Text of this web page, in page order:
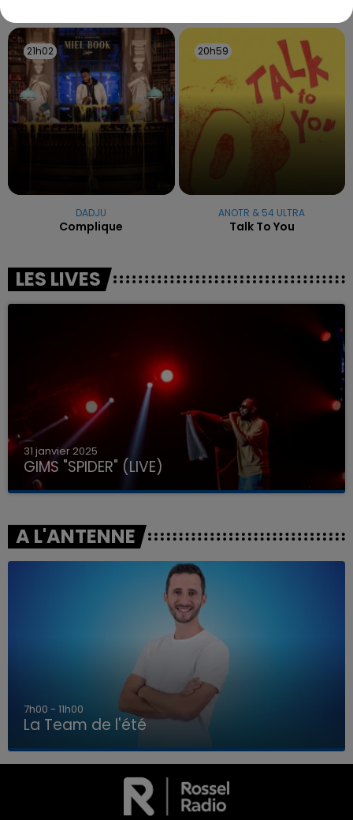
LA TEAM DE L'ÉTÉ
21h02
21h02
DADJU
Complique
20h59
20h59
ANOTR & 54 ULTRA
Talk To You
LES LIVES
31 janvier 2025
GIMS "SPIDER" (LIVE)
A L'ANTENNE
7h00 - 11h00
La Team de l'été